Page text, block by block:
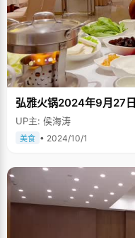
弘雅火锅2024年9月27日
UP主: 侯海涛
美食 • 2024/10/1